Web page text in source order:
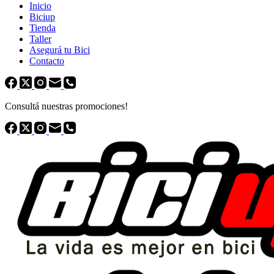
Inicio
Biciup
Tienda
Taller
Asegurá tu Bici
Contacto
Consultá nuestras promociones!